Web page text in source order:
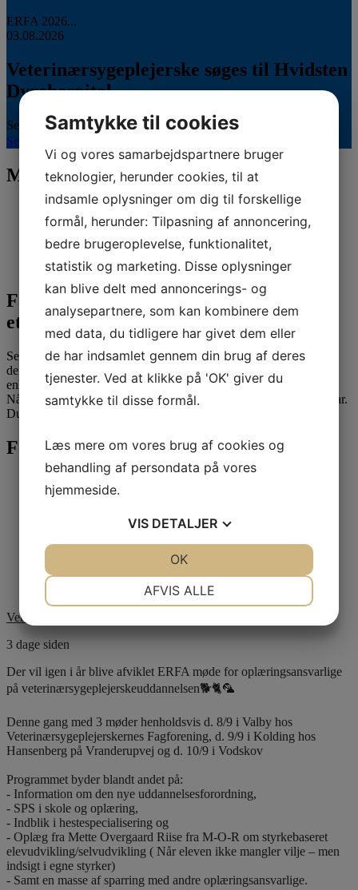
ERFA 2026...
03.08.2026
Veterinærsygeplejerske søges til Hvidsten
Dyrehospital
Se stillingsopslaget her...
Se hele kalenderen
Mød vores sponsorer
Fandt du ikke det, du søgte, eller har du
et spørgsmål?
Send os dit spørgsmål her. Vi sikrer, at du kommer i kontakt med
den rigtige person. Vores eksperter er klar til at hjælpe dig. For
enhver udfordring, stor eller lille.
Når du skriver til os, kan der gå op til 3 hverdage, før du har et svar.
Du kan eventuelt også få svar under vores ofte stillede spørgsmål.
Følg med på Facebook
Veterinærsygeplejerskernes Fagforening
3 dage siden
Der vil igen i år blive afviklet ERFA møde for oplæringsansvarlige
på veterinærsygeplejerskeuddannelsen🐕🐈🦜
Denne gang med 3 møder henholdsvis d. 8/9 i Valby hos
Veterinærsygeplejerskernes Fagforening, d. 9/9 i Kolding hos
Hansenberg på Vranderupvej og d. 10/9 i Vodskov
Programmet byder blandt andet på:
- Information om den nye uddannelsesforordning,
- SPS i skole og oplæring,
- Indblik i hestespecialisering og
- Oplæg fra Mette Overgaard Riise fra M-O-R om styrkebaseret
elevudvikling/selvudvikling ( Når eleven ikke mangler vilje – men
indsigt i egne styrker)
- Samt en masse af sparring med andre oplæringsansvarlige.
Samtykke til cookies
Vi og vores samarbejdspartnere bruger
teknologier, herunder cookies, til at
indsamle oplysninger om dig til forskellige
formål, herunder: Tilpasning af annoncering,
bedre brugeroplevelse, funktionalitet,
statistik og marketing. Disse oplysninger
kan blive delt med annoncerings- og
analysepartnere, som kan kombinere dem
med data, du tidligere har givet dem eller
de har indsamlet gennem din brug af deres
tjenester. Ved at klikke på 'OK' giver du
samtykke til disse formål.
Læs mere om vores brug af cookies og
behandling af persondata på vores
hjemmeside.
VIS DETALJER
AFVIS ALLE
OK